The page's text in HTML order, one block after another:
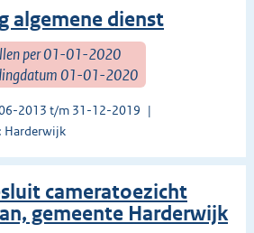
algemene dienst
per 01-01-2020
01-01-2020
2013 t/m 31-12-2019
Harderwijk
cameratoezicht
gemeente Harderwijk